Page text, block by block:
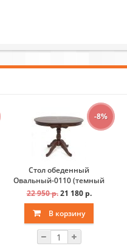
-8%
Стол обеденный
Овальный-0110 (темный
тон)
22 950 р. 21 180 р.
В корзину